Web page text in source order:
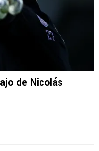
de Nicolás